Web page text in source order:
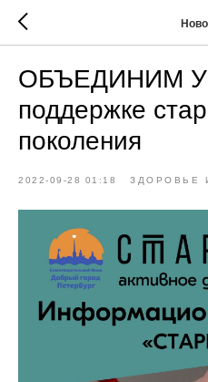
ОБЪЕДИНИМ
поддержке
поколения
2022-09-28 01:18 ЗДОРОВЬЕ